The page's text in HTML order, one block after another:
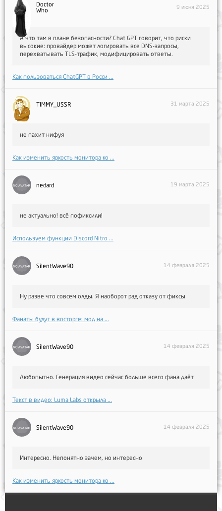
Doctor
Who
9 июня 2025
А что там в плане безопасности? Chat GPT говорит, что риски
высокие: провайдер может логировать все DNS-запросы,
перехватывать TLS-трафик, модифицировать ответы.
Как пользоваться ChatGPT в Росси ...
TIMMY_USSR 31 марта 2025
не пахит нифуя
Как изменить яркость монитора ко ...
nedard 19 марта 2025
не актуально! всё пофиксили!
Используем функции Discord Nitro ...
SilentWave90 14 февраля 2025
Ну разве что совсем олды. Я наоборот рад отказу от фиксы
Фанаты будут в восторге: мод на ...
SilentWave90 14 февраля 2025
Любопытно. Генерация видео сейчас больше всего фана даёт
Текст в видео: Luma Labs открыла ...
SilentWave90 14 февраля 2025
Интересно. Непонятно зачем, но интересно
Как изменить яркость монитора ко ...